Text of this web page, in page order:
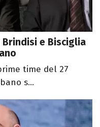
e Bisciglia
time del 27
s...